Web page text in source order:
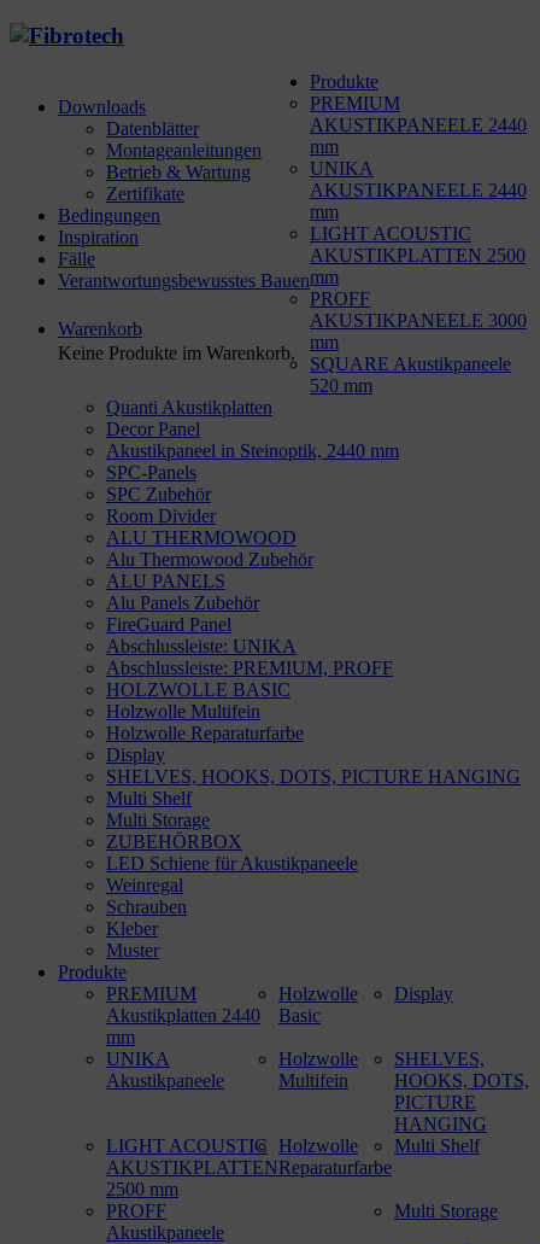
Downloads
Datenblätter
Montageanleitungen
Betrieb & Wartung
Zertifikate
Bedingungen
Inspiration
Fälle
Verantwortungsbewusstes Bauen
Warenkorb
Keine Produkte im Warenkorb.
Produkte
PREMIUM
AKUSTIKPANEELE 2440
mm
UNIKA
AKUSTIKPANEELE 2440
mm
LIGHT ACOUSTIC
AKUSTIKPLATTEN 2500
mm
PROFF
AKUSTIKPANEELE 3000
mm
SQUARE Akustikpaneele
520 mm
Quanti Akustikplatten
Decor Panel
Akustikpaneel in Steinoptik, 2440 mm
SPC-Panels
SPC Zubehör
Room Divider
ALU THERMOWOOD
Alu Thermowood Zubehör
ALU PANELS
Alu Panels Zubehör
FireGuard Panel
Abschlussleiste: UNIKA
Abschlussleiste: PREMIUM, PROFF
HOLZWOLLE BASIC
Holzwolle Multifein
Holzwolle Reparaturfarbe
Display
SHELVES, HOOKS, DOTS, PICTURE HANGING
Multi Shelf
Multi Storage
ZUBEHÖRBOX
LED Schiene für Akustikpaneele
Weinregal
Schrauben
Kleber
Muster
Produkte
PREMIUM
Akustikplatten 2440
mm
UNIKA
Akustikpaneele
LIGHT ACOUSTIC
AKUSTIKPLATTEN
2500 mm
PROFF
Akustikpaneele
Holzwolle
Basic
Holzwolle
Multifein
Holzwolle
Reparaturfarbe
Display
SHELVES,
HOOKS, DOTS,
PICTURE
HANGING
Multi Shelf
Multi Storage